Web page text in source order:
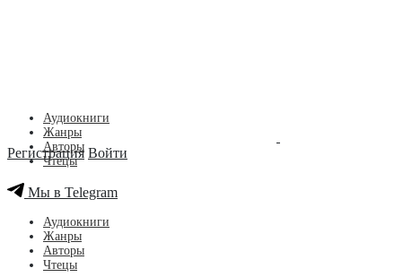
Регистрация Войти
Аудиокниги
Жанры
Авторы
Чтецы
Мы в Telegram
Аудиокниги
Жанры
Авторы
Чтецы